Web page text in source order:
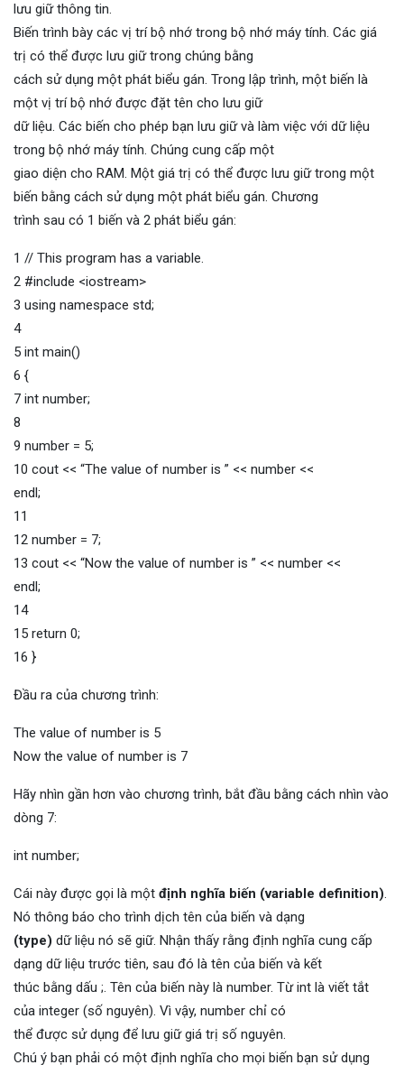
lưu giữ thông tin.
Biến trình bày các vị trí bộ nhớ trong bộ nhớ máy tính. Các giá
trị có thể được lưu giữ trong chúng bằng
cách sử dụng một phát biểu gán. Trong lập trình, một biến là
một vị trí bộ nhớ được đặt tên cho lưu giữ
dữ liệu. Các biến cho phép bạn lưu giữ và làm việc với dữ liệu
trong bộ nhớ máy tính. Chúng cung cấp một
giao diện cho RAM. Một giá trị có thể được lưu giữ trong một
biến bằng cách sử dụng một phát biểu gán. Chương
trình sau có 1 biến và 2 phát biểu gán:
1 // This program has a variable.
2 #include <iostream>
3 using namespace std;
4
5 int main()
6 {
7 int number;
8
9 number = 5;
10 cout << “The value of number is ” << number <<
endl;
11
12 number = 7;
13 cout << “Now the value of number is ” << number <<
endl;
14
15 return 0;
16 }
Đầu ra của chương trình:
The value of number is 5
Now the value of number is 7
Hãy nhìn gần hơn vào chương trình, bắt đầu bằng cách nhìn vào
dòng 7:
int number;
Cái này được gọi là một định nghĩa biến (variable definition).
Nó thông báo cho trình dịch tên của biến và dạng
(type) dữ liệu nó sẽ giữ. Nhận thấy rằng định nghĩa cung cấp
dạng dữ liệu trước tiên, sau đó là tên của biến và kết
thúc bằng dấu ;. Tên của biến này là number. Từ int là viết tắt
của integer (số nguyên). Vì vậy, number chỉ có
thể được sử dụng để lưu giữ giá trị số nguyên.
Chú ý bạn phải có một định nghĩa cho mọi biến bạn sử dụng